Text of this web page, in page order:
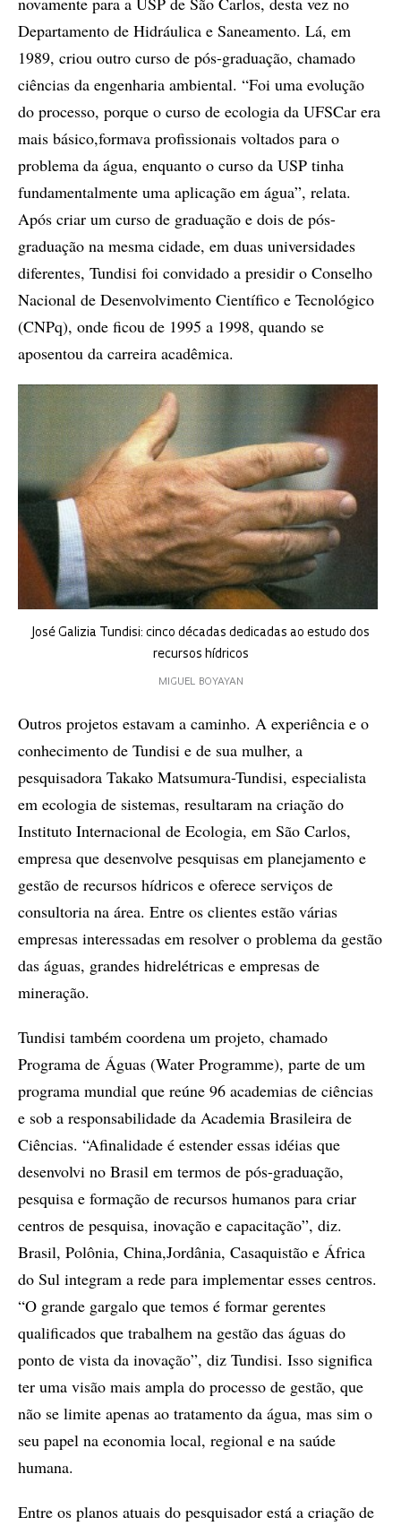
Departamento de Hidráulica e Saneamento. Lá, em
1989, criou outro curso de pós-graduação, chamado
ciências da engenharia ambiental. “Foi uma evolução
do processo, porque o curso de ecologia da UFSCar era
mais básico,formava profissionais voltados para o
problema da água, enquanto o curso da USP tinha
fundamentalmente uma aplicação em água”, relata.
Após criar um curso de graduação e dois de pós-
graduação na mesma cidade, em duas universidades
diferentes, Tundisi foi convidado a presidir o Conselho
Nacional de Desenvolvimento Científico e Tecnológico
(CNPq), onde ficou de 1995 a 1998, quando se
aposentou da carreira acadêmica.
José Galizia Tundisi: cinco décadas dedicadas ao estudo dos
recursos hídricos
MIGUEL BOYAYAN
Outros projetos estavam a caminho. A experiência e o
conhecimento de Tundisi e de sua mulher, a
pesquisadora Takako Matsumura-Tundisi, especialista
em ecologia de sistemas, resultaram na criação do
Instituto Internacional de Ecologia, em São Carlos,
empresa que desenvolve pesquisas em planejamento e
gestão de recursos hídricos e oferece serviços de
consultoria na área. Entre os clientes estão várias
empresas interessadas em resolver o problema da gestão
das águas, grandes hidrelétricas e empresas de
mineração.
Tundisi também coordena um projeto, chamado
Programa de Águas (Water Programme), parte de um
programa mundial que reúne 96 academias de ciências
e sob a responsabilidade da Academia Brasileira de
Ciências. “Afinalidade é estender essas idéias que
desenvolvi no Brasil em termos de pós-graduação,
pesquisa e formação de recursos humanos para criar
centros de pesquisa, inovação e capacitação”, diz.
Brasil, Polônia, China,Jordânia, Casaquistão e África
do Sul integram a rede para implementar esses centros.
“O grande gargalo que temos é formar gerentes
qualificados que trabalhem na gestão das águas do
ponto de vista da inovação”, diz Tundisi. Isso significa
ter uma visão mais ampla do processo de gestão, que
não se limite apenas ao tratamento da água, mas sim o
seu papel na economia local, regional e na saúde
humana.
Entre os planos atuais do pesquisador está a criação de